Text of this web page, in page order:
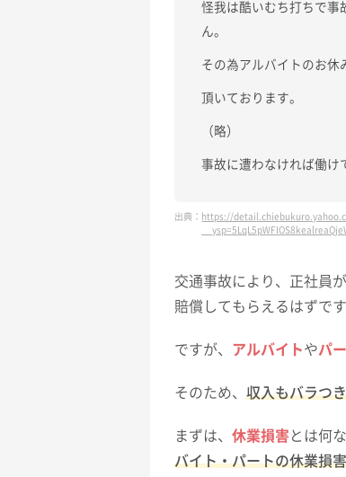
怪我は酷いむち打ちで事
ん。
その為アルバイトのお休
頂いております。
（略）
事故に遭わなければ働
出典： https://
交通事故により、正社員
賠償してもらえるはずです
ですが、 アルバイトやパ
そのため、収入もバラつ
まずは、休業損害とは何
バイト・パートの休業損害